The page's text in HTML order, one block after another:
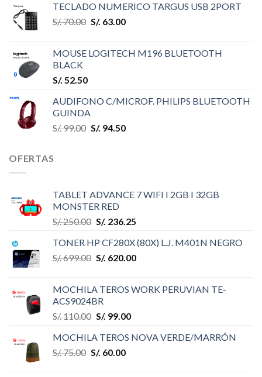
TECLADO NUMERICO TARGUS USB 2PORT
S/.70.00 S/. 63.00
MOUSE LOGITECH M196 BLUETOOTH
BLACK
S/. 52.50
AUDIFONO C/MICROF. PHILIPS BLUETOOTH
GUINDA
S/.99.00 S/. 94.50
OFERTAS
TABLET ADVANCE 7 WIFI I 2GB I 32GB
MONSTER RED
S/.250.00 S/. 236.25
TONER HP CF280X (80X) L.J. M401N NEGRO
S/.699.00 S/. 620.00
MOCHILA TEROS WORK PERUVIAN TE-
ACS9024BR
S/.110.00 S/. 99.00
MOCHILA TEROS NOVA VERDE/MARRÓN
S/.75.00 S/. 60.00